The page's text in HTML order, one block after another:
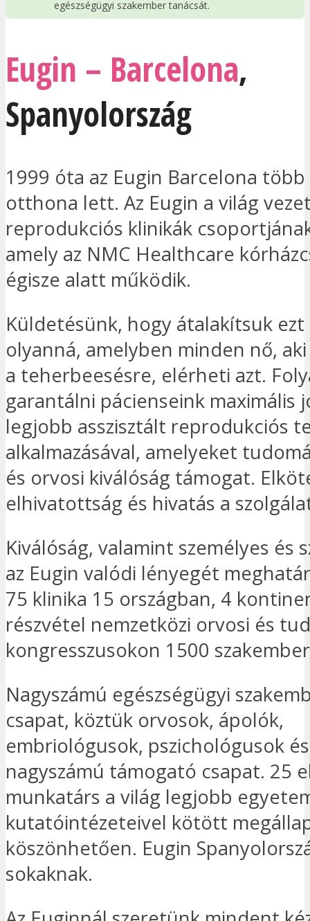
egészségügyi szakember tanácsát.
Eugin – Barcelona,
Spanyolország
1999 óta az Eugin Barcelona
otthona lett. Az Eugin a világ
reprodukciós klinikák
amely az NMC Healthcare
égisze alatt működik.
Küldetésünk, hogy átalakítsuk
olyanná, amelyben minden nő,
a teherbeesésre, elérheti azt.
garantálni pácienseink maximális
legjobb asszisztált reprodukciós
alkalmazásával, amelyeket
és orvosi kiválóság támogat.
elhivatottság és hivatás a
Kiválóság, valamint személyes és
az Eugin valódi lényegét
75 klinika 15 országban, 4
részvétel nemzetközi orvosi és
kongresszusokon 1500
Nagyszámú egészségügyi
csapat, köztük orvosok, ápolók,
embriológusok, pszichológusok
nagyszámú támogató csapat. 25
munkatárs a világ legjobb
kutatóintézeteivel kötött
köszönhetően. Eugin
sokaknak.